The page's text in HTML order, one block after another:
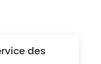
des